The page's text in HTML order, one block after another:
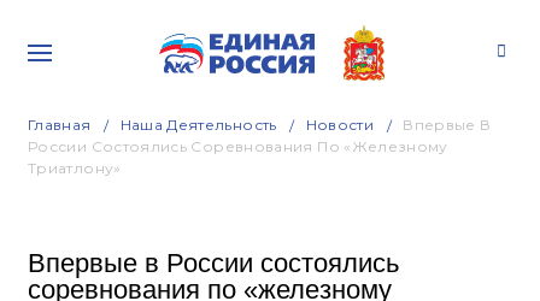
Главная Наша Деятельность Новости
Впервые В
России Состоялись Соревнования По «железному
Триатлону»
Впервые в России состоялись
соревнования по «железному